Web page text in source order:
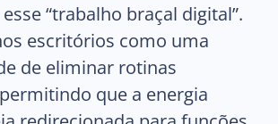
“trabalho braçal digital”.
escritórios como uma
de eliminar rotinas
que a energia